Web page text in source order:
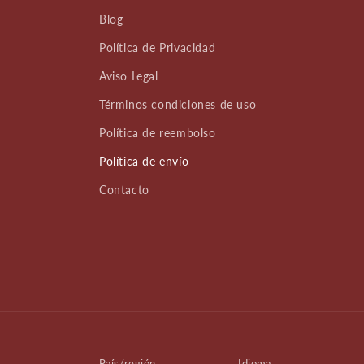
Blog
Política de Privacidad
Aviso Legal
Términos condiciones de uso
Política de reembolso
Política de envío
Contacto